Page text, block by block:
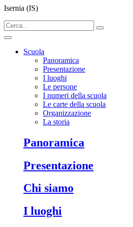
Isernia (IS)
Scuola
Panoramica
Presentazione
I luoghi
Le persone
I numeri della scuola
Le carte della scuola
Organizzazione
La storia
panoramica
presentazione
chi siamo
i luoghi